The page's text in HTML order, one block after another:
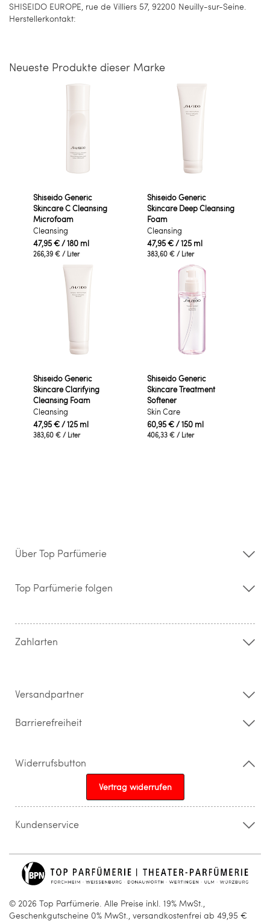
SHISEIDO EUROPE, rue de Villiers 57, 92200 Neuilly-sur-Seine.
Herstellerkontakt:
Neueste Produkte dieser Marke
Shiseido Generic
Skincare C Cleansing
Microfoam
Cleansing
47,95 €/ 180 ml
266,39 € / Liter
Shiseido Generic
Skincare Deep Cleansing
Foam
Cleansing
47,95 €/ 125 ml
383,60 € / Liter
Shiseido Generic
Skincare Clarifying
Cleansing Foam
Cleansing
47,95 €/ 125 ml
383,60 € / Liter
Shiseido Generic
Skincare Treatment
Softener
Skin Care
60,95 €/ 150 ml
406,33 € / Liter
Über Top Parfümerie
Storefinder
Kontakt
Widerrufsrecht & Rückgabebedingungen
Top Parfümerie folgen
Zahlarten
Versandpartner
Barrierefreiheit
Widerrufsbutton
Vertrag widerrufen
Kundenservice
info@topparfuemerie.de
© 2026 Top Parfümerie. Alle Preise inkl. 19% MwSt.,
Geschenkgutscheine 0% MwSt., versandkostenfrei ab 49,95 €